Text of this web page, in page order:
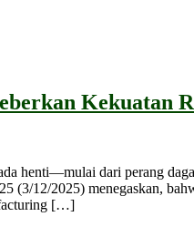
Kekuatan
dari perang
12/2025) menegaskan,
[…]